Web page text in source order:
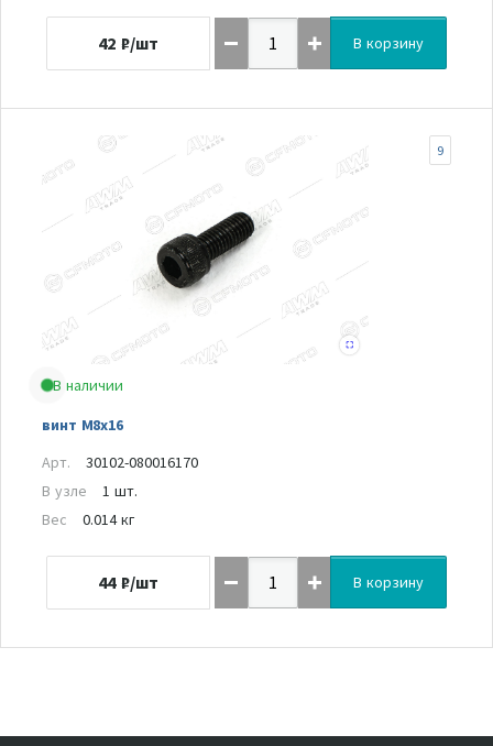
42 ₽/шт В корзину
В наличии
винт M8x16
9
Арт.
30102-080016170
В узле
1 шт.
Вес
0.014 кг
44 ₽/шт В корзину